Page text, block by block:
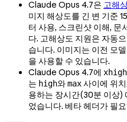
Claude Opus 4.7은 고해
미지 해상도를 긴 변 기준
터 사용, 스크린샷 이해, 문
다. 고해상도 지원은 자동
습니다. 이미지는 이전 모
을 사용할 수 있습니다.
Claude Opus 4.7에 xhigh
는 high와max사이에 위
용하는 장시간(30분 이상)
었습니다. 베타 헤더가 필